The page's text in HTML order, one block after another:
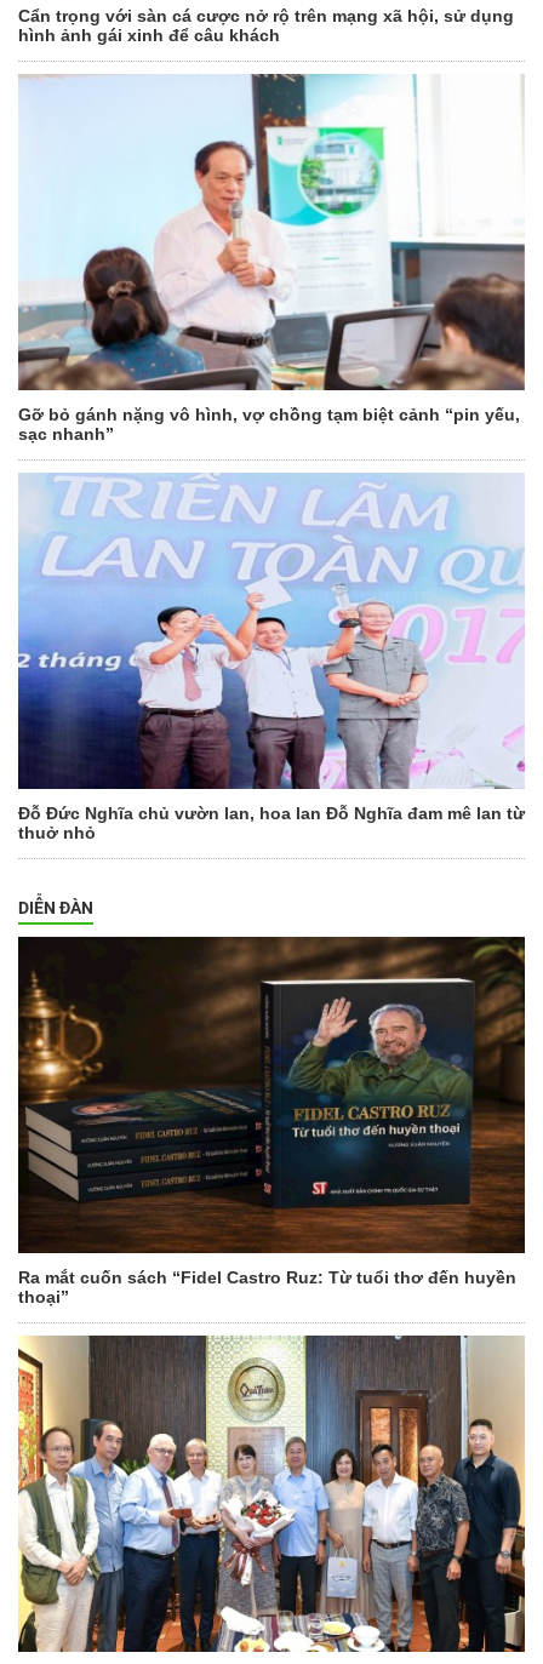
Cẩn trọng với sàn cá cược nở rộ trên mạng xã hội, sử dụng
hình ảnh gái xinh để câu khách
Gỡ bỏ gánh nặng vô hình, vợ chồng tạm biệt cảnh “pin yếu,
sạc nhanh”
Đỗ Đức Nghĩa chủ vườn lan, hoa lan Đỗ Nghĩa đam mê lan từ
thuở nhỏ
DIỄN ĐÀN
Ra mắt cuốn sách “Fidel Castro Ruz: Từ tuổi thơ đến huyền
thoại”